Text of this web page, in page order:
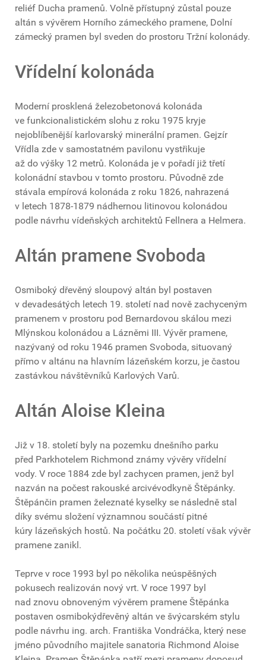
reliéf Ducha pramenů. Volně přístupný zůstal pouze
altán s vývěrem Horního zámeckého pramene, Dolní
zámecký pramen byl sveden do prostoru Tržní kolonády.
Vřídelní kolonáda
Moderní prosklená železobetonová kolonáda
ve funkcionalistickém slohu z roku 1975 kryje
nejoblíbenější karlovarský minerální pramen. Gejzír
Vřídla zde v samostatném pavilonu vystřikuje
až do výšky 12 metrů. Kolonáda je v pořadí již třetí
kolonádní stavbou v tomto prostoru. Původně zde
stávala empírová kolonáda z roku 1826, nahrazená
v letech 1878-1879 nádhernou litinovou kolonádou
podle návrhu vídeňských architektů Fellnera a Helmera.
Altán pramene Svoboda
Osmiboký dřevěný sloupový altán byl postaven
v devadesátých letech 19. století nad nově zachyceným
pramenem v prostoru pod Bernardovou skálou mezi
Mlýnskou kolonádou a Lázněmi III. Vývěr pramene,
nazývaný od roku 1946 pramen Svoboda, situovaný
přímo v altánu na hlavním lázeňském korzu, je častou
zastávkou návštěvníků Karlových Varů.
Altán Aloise Kleina
Již v 18. století byly na pozemku dnešního parku
před Parkhotelem Richmond známy vývěry vřídelní
vody. V roce 1884 zde byl zachycen pramen, jenž byl
nazván na počest rakouské arcivévodkyně Štěpánky.
Štěpánčin pramen železnaté kyselky se následně stal
díky svému složení významnou součástí pitné
kúry lázeňských hostů. Na počátku 20. století však vývěr
pramene zanikl.
Teprve v roce 1993 byl po několika neúspěšných
pokusech realizován nový vrt. V roce 1997 byl
nad znovu obnoveným vývěrem pramene Štěpánka
postaven osmibokýdřevěný altán ve švýcarském stylu
podle návrhu ing. arch. Františka Vondráčka, který nese
jméno původního majitele sanatoria Richmond Aloise